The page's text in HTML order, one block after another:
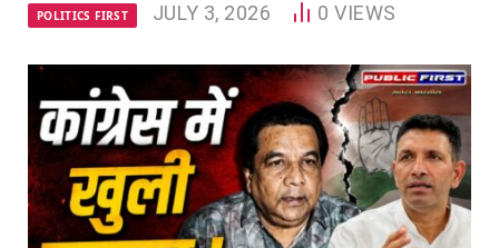
POLITICS FIRST JULY 3, 2026 0VIEWS